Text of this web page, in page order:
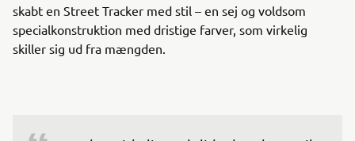
skabt en Street Tracker med stil – en sej og voldsom
specialkonstruktion med dristige farver, som virkelig
skiller sig ud fra mængden.